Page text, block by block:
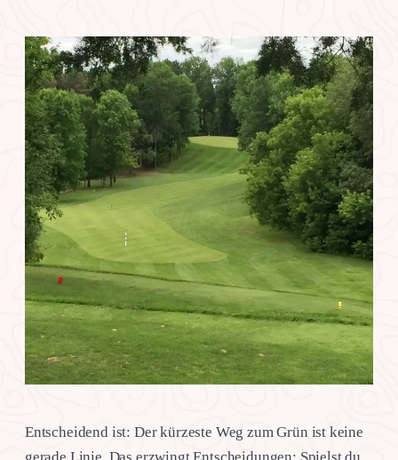
Entscheidend ist: Der kürzeste Weg zum Grün ist keine